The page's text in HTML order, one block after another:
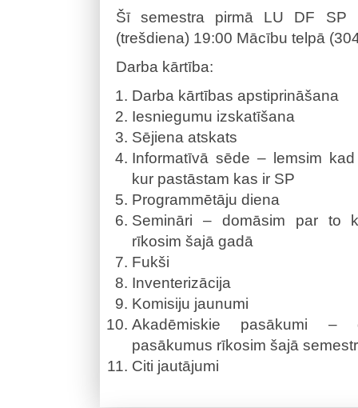
Šī semestra pirmā LU DF SP
(trešdiena) 19:00 Mācību telpā
Darba kārtība:
Darba kārtības apstiprināšana
Iesniegumu izskatīšana
Sējiena atskats
Informatīvā sēde – lemsim
kur pastāstam kas ir SP
Programmētāju diena
Semināri – domāsim par to
rīkosim šajā gadā
Fukši
Inventerizācija
Komisiju jaunumi
Akadēmiskie pasākumi –
pasākumus rīkosim šajā
Citi jautājumi